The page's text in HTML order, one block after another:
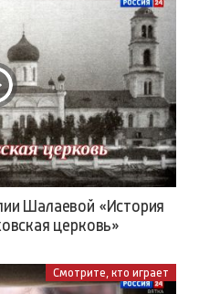
Шалаевой «История
церковь»
Смотрите, кто играет